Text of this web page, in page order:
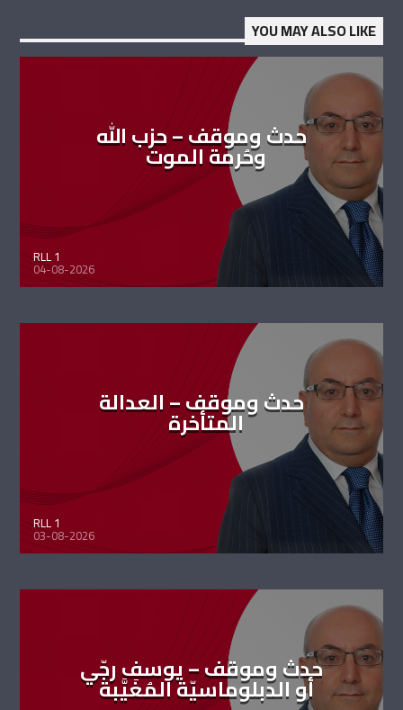
YOU MAY ALSO LIKE
حدث وموقف – حزب الله
وحُرمة الموت
RLL 1
04-08-2026
حدث وموقف – العدالة
المتأخرة
RLL 1
03-08-2026
حدث وموقف – يوسف رجّي
أو الدبلوماسيّة المُغَيَّبة